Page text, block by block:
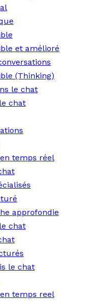
et amélioré
(Thinking)
le chat
chat
temps réel
approfondie
chat
le chat
temps reel